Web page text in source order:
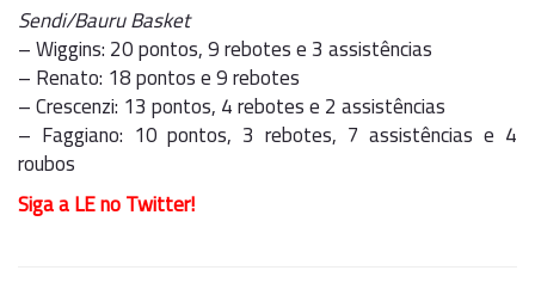
Sendi/Bauru Basket
– Wiggins: 20 pontos, 9 rebotes e 3 assistências
– Renato: 18 pontos e 9 rebotes
– Crescenzi: 13 pontos, 4 rebotes e 2 assistências
– Faggiano: 10 pontos, 3 rebotes, 7 assistências e 4
roubos
Siga a LE no Twitter!